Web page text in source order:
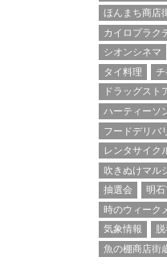
ほんまち商店
カイロプラク
シオンシネマ
タイ料理
ドラッグスト
ハーティーソ
フードデリバ
レンタサイク
吹きぬけマル
抽選会
明
時のウィーク
気象情報
魚の棚商店街